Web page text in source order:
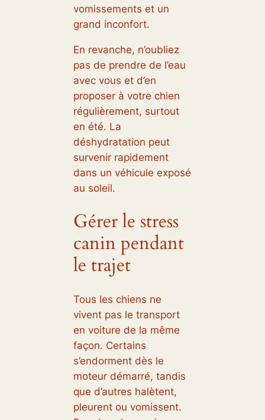
vomissements et un
grand inconfort.
En revanche, n’oubliez
pas de prendre de l’eau
avec vous et d’en
proposer à votre chien
régulièrement, surtout
en été. La
déshydratation peut
survenir rapidement
dans un véhicule exposé
au soleil.
Gérer le stress
canin pendant
le trajet
Tous les chiens ne
vivent pas le transport
en voiture de la même
façon. Certains
s’endorment dès le
moteur démarré, tandis
que d’autres halètent,
pleurent ou vomissent.